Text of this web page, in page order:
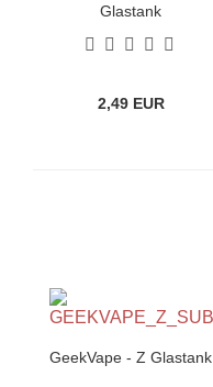
Glastank
2,49 EUR
GeekVape - Z Glastank